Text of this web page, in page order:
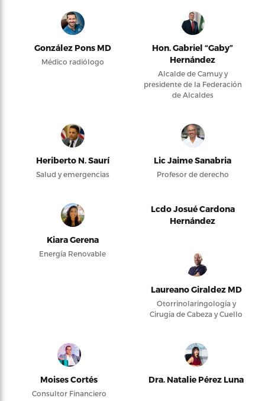
González Pons MD
Médico radiólogo
Hon. Gabriel “Gaby”
Hernández
Alcalde de Camuy y
presidente de la Federación
de Alcaldes
Heriberto N. Saurí
Salud y emergencias
Lic Jaime Sanabria
Profesor de derecho
Kiara Gerena
Energía Renovable
Lcdo Josué Cardona
Hernández
Laureano Giraldez MD
Otorrinolaringología y
Cirugía de Cabeza y Cuello
Moises Cortés
Consultor Financiero
Dra. Natalie Pérez Luna